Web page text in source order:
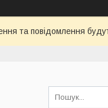
та повідомлення